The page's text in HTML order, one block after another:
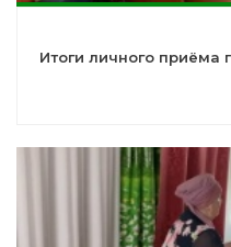
Итоги личного приёма